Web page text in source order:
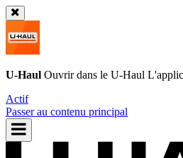
U-Haul Ouvrir dans le U-Haul
Actif
Passer au contenu principal